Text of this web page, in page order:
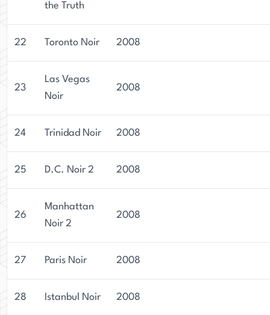
the Truth
22 Toronto Noir 2008
23
Las Vegas
Noir
2008
24 Trinidad Noir 2008
25 D.C. Noir 2 2008
26
Manhattan
Noir 2
2008
27 Paris Noir 2008
28 Istanbul Noir 2008